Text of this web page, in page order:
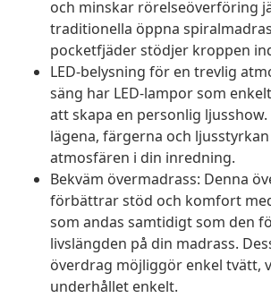
och minskar rörelseöverföring
traditionella öppna
pocketfjäder stödjer kroppen
LED-belysning för en trevlig
säng har LED-lampor som
att skapa en personlig ljusshow.
lägena, färgerna och
atmosfären i din inredning.
Bekväm övermadrass: Denna
förbättrar stöd och komfort
som andas samtidigt som den
livslängden på din madrass.
överdrag möjliggör enkel tvätt,
underhållet enkelt.